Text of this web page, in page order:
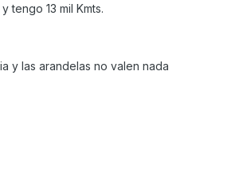
tengo 13 mil Kmts.
y las arandelas no valen nada